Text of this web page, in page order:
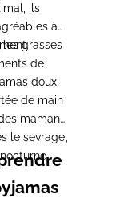
ils
à
grasses
de
doux,
de main
mamans
le sevrage,